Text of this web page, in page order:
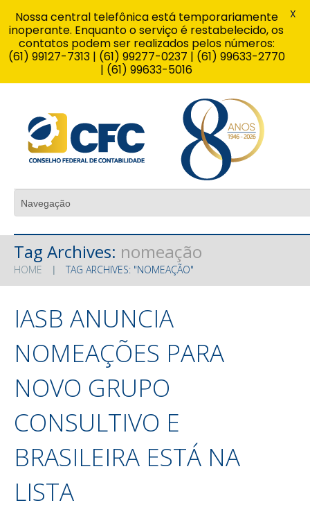
Tag Archives: nomeação
HOME TAG ARCHIVES: "NOMEAÇÃO"
IASB ANUNCIA
NOMEAÇÕES PARA
NOVO GRUPO
CONSULTIVO E
BRASILEIRA ESTÁ NA
LISTA
Nossa central telefônica está temporariamente
inoperante. Enquanto o serviço é restabelecido, os
contatos podem ser realizados pelos números:
(61) 99127-7313 | (61) 99277-0237 | (61) 99633-2770
| (61) 99633-5016
X